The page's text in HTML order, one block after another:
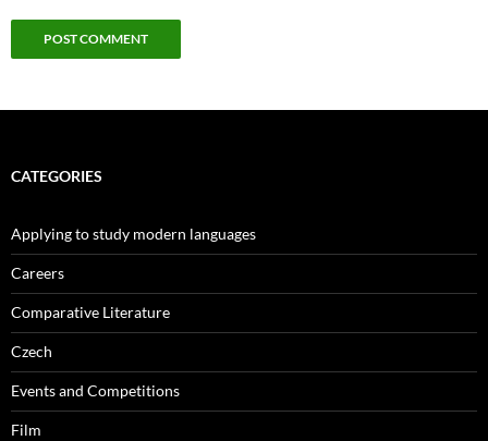
CATEGORIES
Applying to study modern languages
Careers
Comparative Literature
Czech
Events and Competitions
Film